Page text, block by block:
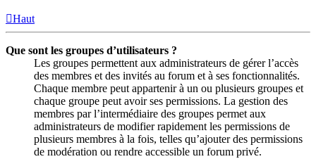
Haut
Que sont les groupes d’utilisateurs ?
Les groupes permettent aux administrateurs de gérer l’accès
des membres et des invités au forum et à ses fonctionnalités.
Chaque membre peut appartenir à un ou plusieurs groupes et
chaque groupe peut avoir ses permissions. La gestion des
membres par l’intermédiaire des groupes permet aux
administrateurs de modifier rapidement les permissions de
plusieurs membres à la fois, telles qu’ajouter des permissions
de modération ou rendre accessible un forum privé.